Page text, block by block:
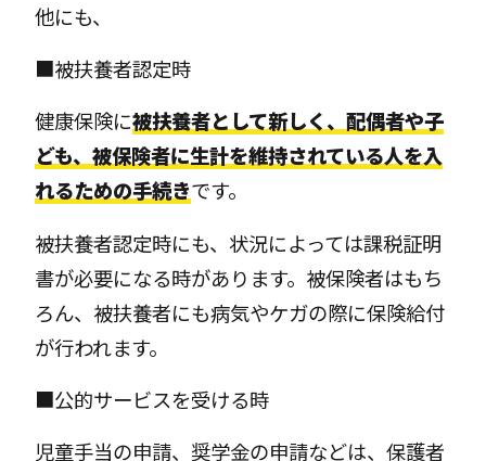
他にも、
■被扶養者認定時
健康保険に被扶養者として新しく、配偶者や子
ども、被保険者に生計を維持されている人を入
れるための手続きです。
被扶養者認定時にも、状況によっては課税証明
書が必要になる時があります。被保険者はもち
ろん、被扶養者にも病気やケガの際に保険給付
が行われます。
■公的サービスを受ける時
児童手当の申請、奨学金の申請などは、保護者